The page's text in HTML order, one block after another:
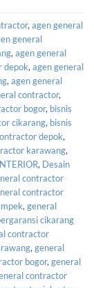
, agen general
general
, agen general
depok, agen general
, agen general
contractor,
bogor, bisnis
cikarang, bisnis
depok,
karawang,
, Desain
contractor
contractor
, general
cikarang
contractor
, general
bogor, general
contractor